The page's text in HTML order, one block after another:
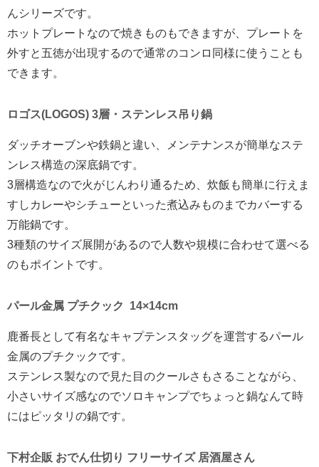
んシリーズです。
ホットプレートなので焼きものもできますが、プレートを
外すと五徳が出現するので通常のコンロ同様に使うことも
できます。
ロゴス(LOGOS) 3層・ステンレス吊り鍋
ダッチオーブンや鉄鍋と違い、メンテナンスが簡単なステ
ンレス構造の深底鍋です。
3層構造なので火がじんわり通るため、炊飯も簡単に行えま
すしカレーやシチューといった煮込みものまでカバーする
万能鍋です。
3種類のサイズ展開があるので人数や規模に合わせて選べる
のもポイントです。
パール金属 プチクック 14×14cm
鹿番長として有名なキャプテンスタッグを運営するパール
金属のプチクックです。
ステンレス製なので見た目のクールさもさることながら、
小さいサイズ感なのでソロキャンプでちょっと鍋なんて時
にはピッタリの鍋です。
下村企販 おでん仕切り フリーサイズ 居酒屋さん